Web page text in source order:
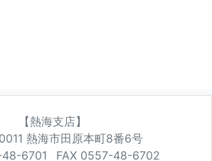
【熱海支店】
熱海市田原本町8番6号
6701
FAX 0557-48-6702